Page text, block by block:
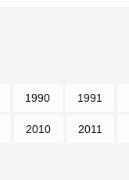
1990 1991
2010 2011